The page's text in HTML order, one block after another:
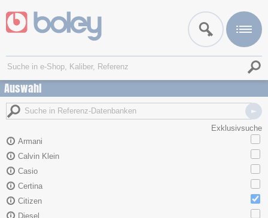
Auswahl
Exklusivsuche
Armani
Calvin Klein
Casio
Certina
Citizen
Diesel